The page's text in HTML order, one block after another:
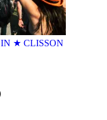
★ CLISSON